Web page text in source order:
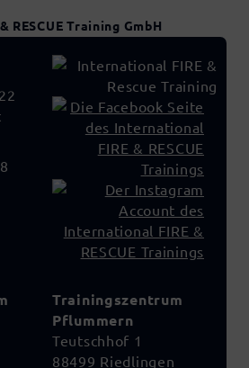
RESCUE Training GmbH
Trainingszentrum
Pflummern
Teutschhof 1
88499 Riedlingen